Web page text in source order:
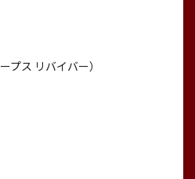
ス リバイバー）